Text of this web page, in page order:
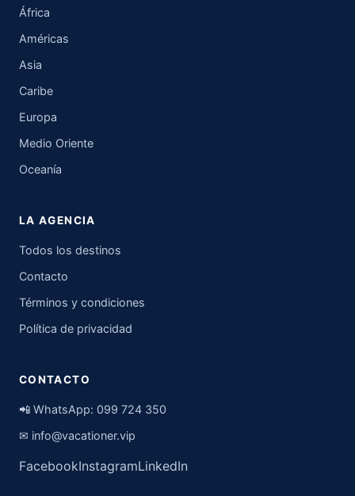
África
Américas
Asia
Caribe
Europa
Medio Oriente
Oceanía
LA AGENCIA
Todos los destinos
Contacto
Términos y condiciones
Política de privacidad
CONTACTO
📲 WhatsApp: 099 724 350
✉ info@vacationer.vip
FacebookInstagramLinkedIn